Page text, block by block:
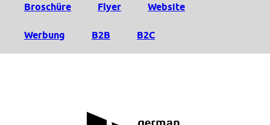
Broschüre Flyer Website
Werbung B2B B2C